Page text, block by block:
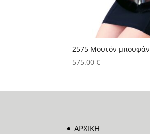
2575 Μουτόν μπουφάν
575.00€
ΑΡΧΙΚΗ